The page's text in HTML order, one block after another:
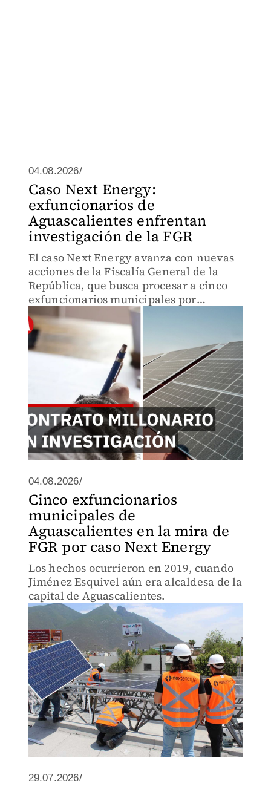
04.08.2026/
Caso Next Energy:
exfuncionarios de
Aguascalientes enfrentan
investigación de la FGR
El caso Next Energy avanza con nuevas
acciones de la Fiscalía General de la
República, que busca procesar a cinco
exfuncionarios municipales por
presuntas irregularidades detectadas en
un contrato relacionado con un proyecto
de energía solar.
04.08.2026/
Cinco exfuncionarios
municipales de
Aguascalientes en la mira de
FGR por caso Next Energy
Los hechos ocurrieron en 2019, cuando
Jiménez Esquivel aún era alcaldesa de la
capital de Aguascalientes.
29.07.2026/